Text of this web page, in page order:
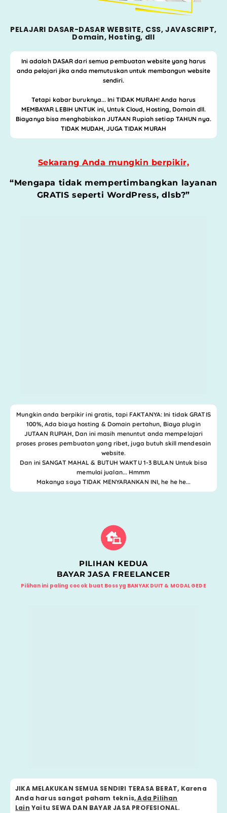
PELAJARI DASAR-DASAR WEBSITE, CSS, JAVASCRIPT,
Domain, Hosting, dll
Ini adalah DASAR dari semua pembuatan website yang harus
anda pelajari jika anda memutuskan untuk membangun website
sendiri.
Tetapi kabar buruknya... Ini TIDAK MURAH!Anda harus
MEMBAYAR LEBIH UNTUK ini, Untuk Cloud, Hosting, Domain dll.
Biayanya bisa menghabiskan JUTAAN Rupiah setiap TAHUN nya.
TIDAK MUDAH, JUGA TIDAK MURAH
Sekarang Anda mungkin berpikir,
“Mengapa tidak mempertimbangkan layanan
GRATIS seperti WordPress, dlsb?”
Mungkin anda berpikir ini gratis, tapi FAKTANYA: Ini tidak GRATIS
100%, Ada biaya hosting & Domain pertahun, Biaya plugin
JUTAAN RUPIAH, Dan ini masih menuntut anda mempelajari
proses proses pembuatan yang ribet, juga butuh skill mendesain
website.
Dan iniSANGAT MAHAL & BUTUH WAKTU 1-3 BULAN Untuk bisa
memulai jualan... Hmmm
Makanya saya TIDAK MENYARANKAN INI, he he he...
PILIHAN KEDUA
BAYAR JASA FREELANCER
Pilihan ini paling cocok buat Boss yg BANYAK DUIT & MODAL GEDE
JIKA MELAKUKAN SEMUA SENDIRI TERASA BERAT, Karena
Anda harus sangat paham teknis,Ada Pilihan
Lain Yaitu SEWA DAN BAYAR JASA PROFESIONAL.